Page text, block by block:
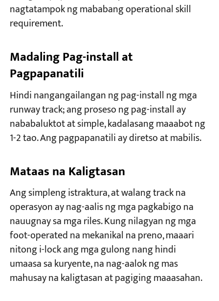
nagtatampok ng mababang operational skill
requirement.
Madaling Pag-install at
Pagpapanatili
Hindi nangangailangan ng pag-install ng mga
runway track; ang proseso ng pag-install ay
nababaluktot at simple, kadalasang maaabot ng
1-2 tao. Ang pagpapanatili ay diretso at mabilis.
Mataas na Kaligtasan
Ang simpleng istraktura, at walang track na
operasyon ay nag-aalis ng mga pagkabigo na
nauugnay sa mga riles. Kung nilagyan ng mga
foot-operated na mekanikal na preno, maaari
nitong i-lock ang mga gulong nang hindi
umaasa sa kuryente, na nag-aalok ng mas
mahusay na kaligtasan at pagiging maaasahan.